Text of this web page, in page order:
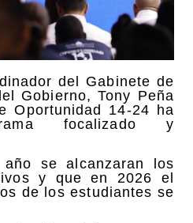
del Gabinete de
Gobierno, Tony Peña
Oportunidad 14-24 ha
focalizado y
se alcanzaran los
y que en 2026 el
de los estudiantes se